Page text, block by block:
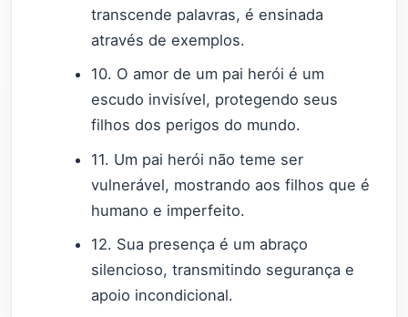
transcende palavras, é ensinada
através de exemplos.
10. O amor de um pai herói é um
escudo invisível, protegendo seus
filhos dos perigos do mundo.
11. Um pai herói não teme ser
vulnerável, mostrando aos filhos que é
humano e imperfeito.
12. Sua presença é um abraço
silencioso, transmitindo segurança e
apoio incondicional.